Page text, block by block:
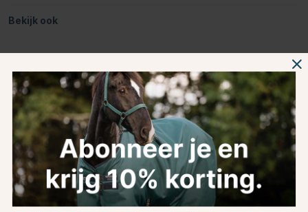
Bekijk ook
15L 17L 28L
Productinformatie
Choose country